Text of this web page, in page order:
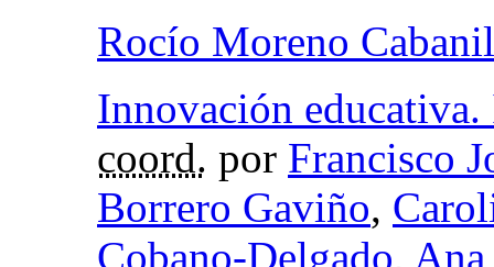
Rocío Moreno
Innovación
coord. por Francisco
Borrero Gaviño,
Cobano-Delgado,